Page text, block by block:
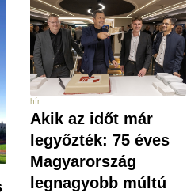
hír
Akik az időt már
legyőzték: 75 éves
Magyarország
legnagyobb múltú